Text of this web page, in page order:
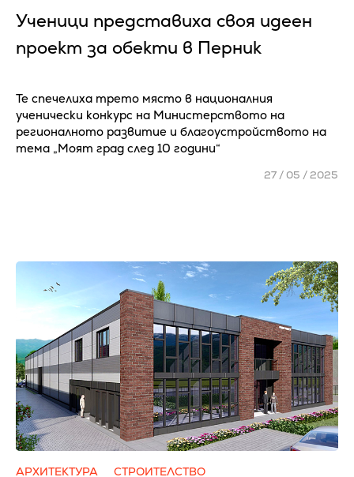
Ученици представиха своя идеен
проект за обекти в Перник
Те спечелиха трето място в националния
ученически конкурс на Министерството на
регионалното развитие и благоустройството на
тема „Моят град след 10 години“
27 / 05 / 2025
АРХИТЕКТУРА СТРОИТЕЛСТВО